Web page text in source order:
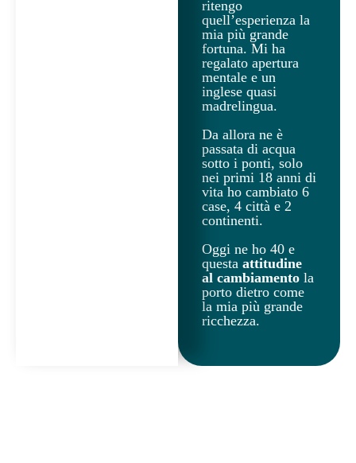
ritengo
quell’esperienza la
mia più grande
fortuna. Mi ha
regalato apertura
mentale e un
inglese quasi
madrelingua.
Da allora ne è
passata di acqua
sotto i ponti, solo
nei primi 18 anni di
vita ho cambiato 6
case, 4 città e 2
continenti.
Oggi ne ho 40 e
questa attitudine
al cambiamento la
porto dietro come
la mia più grande
ricchezza.